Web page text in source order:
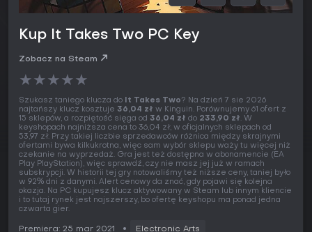
Kup It Takes Two PC Key
Zobacz na Steam
★★★★★
Szukasz taniego klucza do It Takes Two? Na dzień 7 sie 2026
najtańszy klucz kosztuje 36,04 zł w Kinguin. Porównujemy 61 ofert z
15 sklepów, a rozpiętość sięga od 36,04 zł do 233,90 zł. W
keyshopach najniższa cena to 36,04 zł, w oficjalnych sklepach od
53,97 zł. Przy takiej liczbie sprzedawców różnica między skrajnymi
ofertami bywa kilkukrotna, więc sam wybór sklepu waży tu więcej niż
czekanie na wyprzedaż. Gra jest też dostępna w abonamencie (EA
Play PlayStation), więc sprawdź, czy nie masz jej już w ramach
subskrypcji. W historii tej gry notowaliśmy też niższe ceny, taniej było
w 92% dni z danymi. Alert cenowy da znać, gdy pojawi się kolejna
okazja. Na PC kupujesz klucz aktywowany w Steam lub innym kliencie
i to tutaj rynek jest najszerszy, bo ofertę keyshopu ma ponad jedna
czwarta gier.
Premiera: 25 mar 2021 Electronic Arts